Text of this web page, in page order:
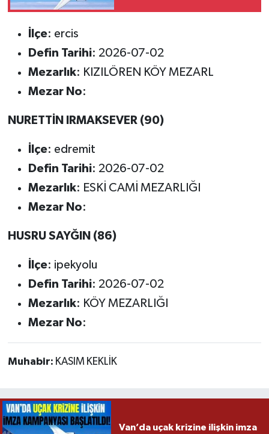
İlçe: ercis
Defin Tarihi: 2026-07-02
Mezarlık: KIZILÖREN KÖY MEZARL
Mezar No:
NURETTİN IRMAKSEVER (90)
İlçe: edremit
Defin Tarihi: 2026-07-02
Mezarlık: ESKİ CAMİ MEZARLIĞI
Mezar No:
HUSRU SAYĞIN (86)
İlçe: ipekyolu
Defin Tarihi: 2026-07-02
Mezarlık: KÖY MEZARLIĞI
Mezar No:
Muhabir: KASIM KEKLİK
Van’da uçak krizine ilişkin imza